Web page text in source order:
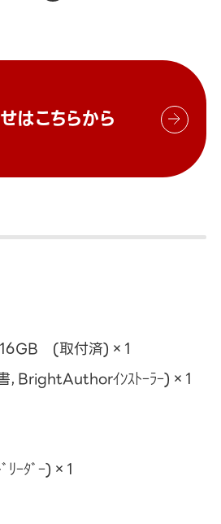
はこちらから
(取付済)×1
BrightAuthorｲﾝｽﾄｰﾗｰ)×1
ﾘｰﾀﾞｰ)×1